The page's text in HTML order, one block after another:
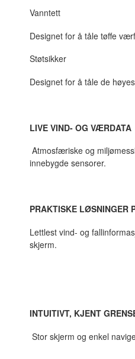
Vanntett
Designet for å tåle tøffe
Støtsikker
Designet for å tåle de
LIVE VIND- OG VÆRDATA
Atmosfæriske og
innebygde sensorer.
PRAKTISKE LØSNINGER
Lettlest vind- og
skjerm.
INTUITIVT, KJENT
Stor skjerm og enkel